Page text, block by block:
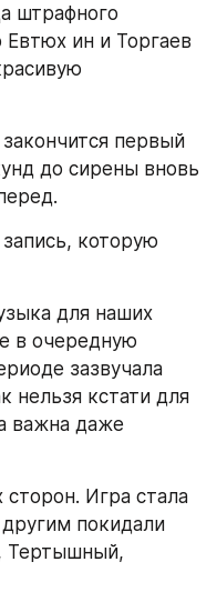
штрафного
ин и Торгаев
закончится первый
до сирены вновь
запись, которую
для наших
в очередную
зазвучала
нельзя кстати для
важна даже
сторон. Игра стала
покидали
Тертышный,